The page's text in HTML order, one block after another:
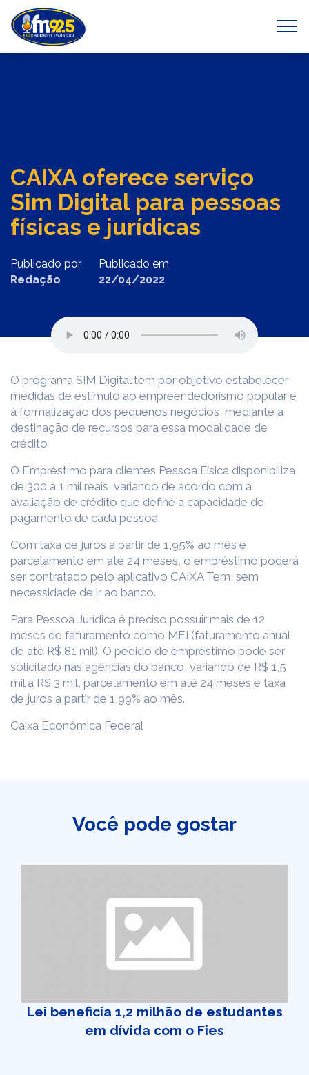
Previous Next
CAIXA oferece serviço
Sim Digital para pessoas
físicas e jurídicas
Publicado por
Redação
Publicado em
22/04/2022
O programa SIM Digital tem por objetivo estabelecer
medidas de estímulo ao empreendedorismo popular e
à formalização dos pequenos negócios, mediante a
destinação de recursos para essa modalidade de
crédito
O Empréstimo para clientes Pessoa Física disponibiliza
de 300 a 1 mil reais, variando de acordo com a
avaliação de crédito que define a capacidade de
pagamento de cada pessoa.
Com taxa de juros a partir de 1,95% ao mês e
parcelamento em até 24 meses, o empréstimo poderá
ser contratado pelo aplicativo CAIXA Tem, sem
necessidade de ir ao banco.
Para Pessoa Jurídica é preciso possuir mais de 12
meses de faturamento como MEI (faturamento anual
de até R$ 81 mil). O pedido de empréstimo pode ser
solicitado nas agências do banco, variando de R$ 1,5
mil a R$ 3 mil, parcelamento em até 24 meses e taxa
de juros a partir de 1,99% ao mês.
Caixa Econômica Federal
Você pode gostar
Lei beneficia 1,2 milhão de estudantes
em dívida com o Fies